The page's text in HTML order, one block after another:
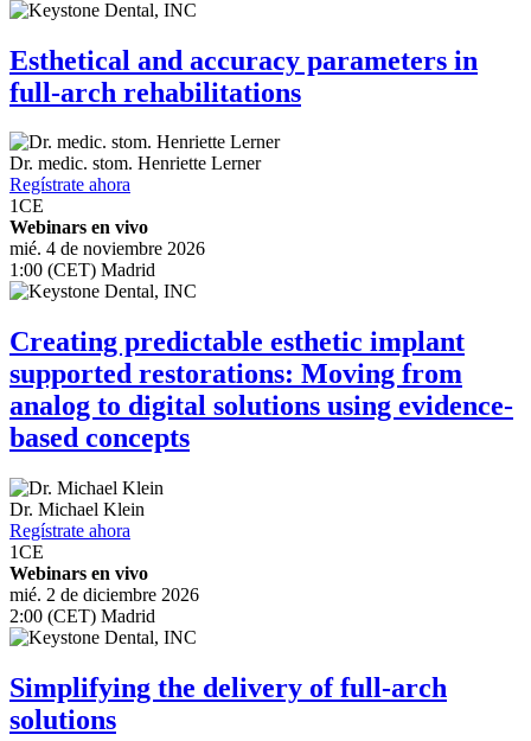
Esthetical and accuracy parameters in
full-arch rehabilitations
Dr. medic. stom. Henriette Lerner
Regístrate ahora
1CE
Webinars en vivo
mié. 4 de noviembre 2026
1:00 (CET) Madrid
Creating predictable esthetic implant
supported restorations: Moving from
analog to digital solutions using evidence-
based concepts
Dr. Michael Klein
Regístrate ahora
1CE
Webinars en vivo
mié. 2 de diciembre 2026
2:00 (CET) Madrid
Simplifying the delivery of full-arch
solutions